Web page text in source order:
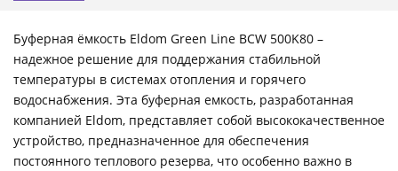
Буферная ёмкость Eldom Green Line BCW 500K80 –
надежное решение для поддержания стабильной
температуры в системах отопления и горячего
водоснабжения. Эта буферная емкость, разработанная
компанией Eldom, представляет собой высококачественное
устройство, предназначенное для обеспечения
постоянного теплового резерва, что особенно важно в